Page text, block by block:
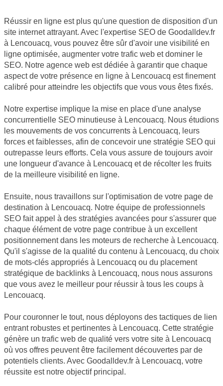
Réussir en ligne est plus qu'une question de disposition d'un
site internet attrayant. Avec l'expertise SEO de Goodalldev.fr
à Lencouacq, vous pouvez être sûr d'avoir une visibilité en
ligne optimisée, augmenter votre trafic web et dominer le
SEO. Notre agence web est dédiée à garantir que chaque
aspect de votre présence en ligne à Lencouacq est finement
calibré pour atteindre les objectifs que vous vous êtes fixés.
Notre expertise implique la mise en place d'une analyse
concurrentielle SEO minutieuse à Lencouacq. Nous étudions
les mouvements de vos concurrents à Lencouacq, leurs
forces et faiblesses, afin de concevoir une stratégie SEO qui
outrepasse leurs efforts. Cela vous assure de toujours avoir
une longueur d'avance à Lencouacq et de récolter les fruits
de la meilleure visibilité en ligne.
Ensuite, nous travaillons sur l'optimisation de votre page de
destination à Lencouacq. Notre équipe de professionnels
SEO fait appel à des stratégies avancées pour s'assurer que
chaque élément de votre page contribue à un excellent
positionnement dans les moteurs de recherche à Lencouacq.
Qu'il s'agisse de la qualité du contenu à Lencouacq, du choix
de mots-clés appropriés à Lencouacq ou du placement
stratégique de backlinks à Lencouacq, nous nous assurons
que vous avez le meilleur pour réussir à tous les coups à
Lencouacq.
Pour couronner le tout, nous déployons des tactiques de lien
entrant robustes et pertinentes à Lencouacq. Cette stratégie
génère un trafic web de qualité vers votre site à Lencouacq
où vos offres peuvent être facilement découvertes par de
potentiels clients. Avec Goodalldev.fr à Lencouacq, votre
réussite est notre objectif principal.